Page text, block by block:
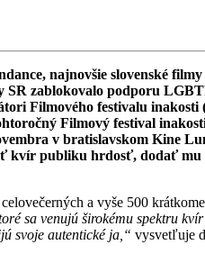
najnovšie slovenské
SR zablokovalo podporu
Filmového festivalu inakosti
Filmový festival
v bratislavskom Kine
kvír publiku hrdosť, dodať mu
a vyše 500
sa venujú širokému spektru
svoje autentické ja,“ vysvetľuje